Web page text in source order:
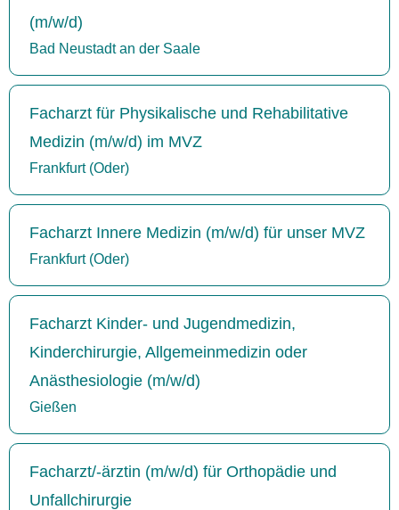
(m/w/d)
Bad Neustadt an der Saale
Facharzt für Physikalische und Rehabilitative
Medizin (m/w/d) im MVZ
Frankfurt (Oder)
Facharzt Innere Medizin (m/w/d) für unser MVZ
Frankfurt (Oder)
Facharzt Kinder- und Jugendmedizin,
Kinderchirurgie, Allgemeinmedizin oder
Anästhesiologie (m/w/d)
Gießen
Facharzt/-ärztin (m/w/d) für Orthopädie und
Unfallchirurgie